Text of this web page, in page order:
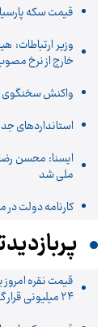
قیمت سکه پارسیان
وزیر ارتباطات:
خارج از نرخ
واکنش سخنگوی
استانداردهای
ایسنا: محسن
ملی شد
کارنامه دولت
۲۴ میلیونی قرار گرفت + جدول